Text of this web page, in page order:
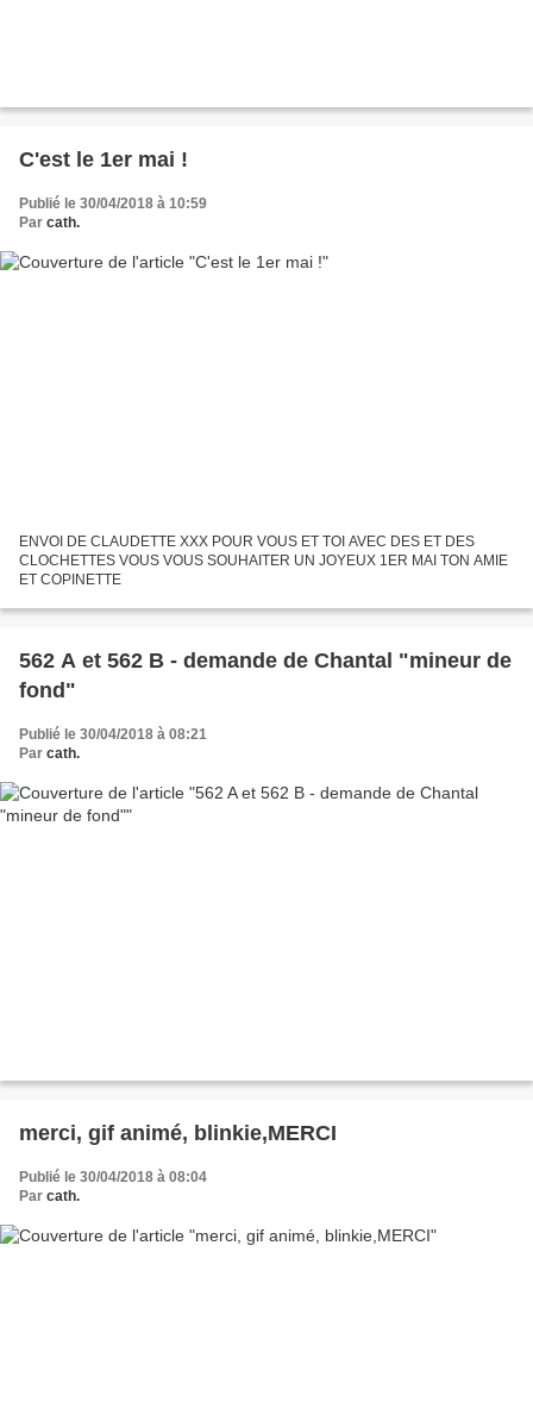
C'est le 1er mai !
Publié le 30/04/2018 à 10:59
Par cath.
ENVOI DE CLAUDETTE XXX POUR VOUS ET TOI AVEC DES ET DES
CLOCHETTES VOUS VOUS SOUHAITER UN JOYEUX 1ER MAI TON AMIE
ET COPINETTE
562 A et 562 B - demande de Chantal "mineur de
fond"
Publié le 30/04/2018 à 08:21
Par cath.
merci, gif animé, blinkie,MERCI
Publié le 30/04/2018 à 08:04
Par cath.